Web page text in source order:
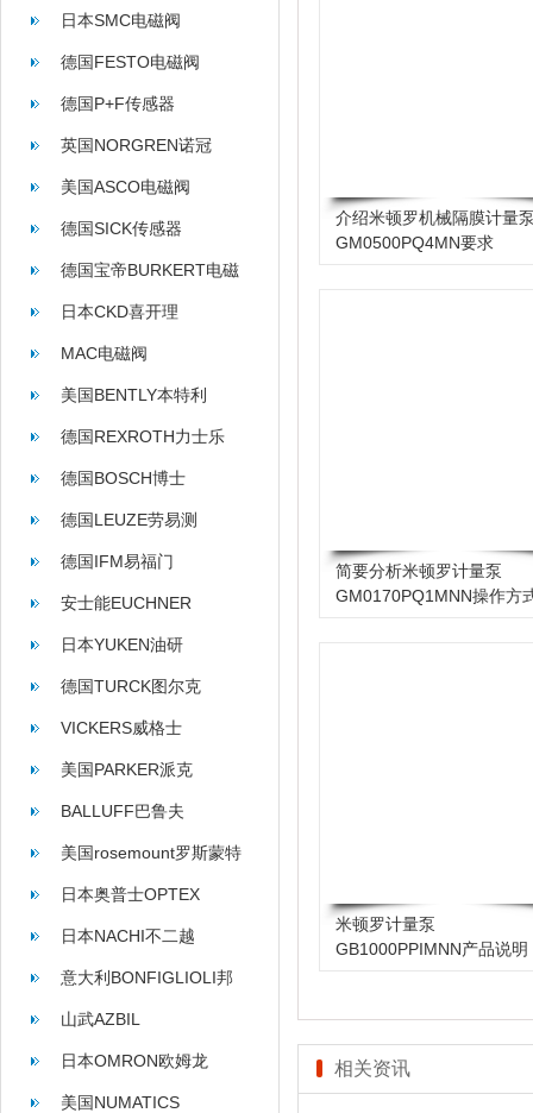
日本SMC电磁阀
德国FESTO电磁阀
德国P+F传感器
英国NORGREN诺冠
美国ASCO电磁阀
德国SICK传感器
德国宝帝BURKERT电磁
阀
日本CKD喜开理
MAC电磁阀
美国BENTLY本特利
德国REXROTH力士乐
德国BOSCH博士
德国LEUZE劳易测
德国IFM易福门
安士能EUCHNER
日本YUKEN油研
德国TURCK图尔克
VICKERS威格士
美国PARKER派克
BALLUFF巴鲁夫
美国rosemount罗斯蒙特
日本奥普士OPTEX
日本NACHI不二越
意大利BONFIGLIOLI邦
飞利
山武AZBIL
日本OMRON欧姆龙
美国NUMATICS
介绍米顿罗机械隔膜计量
GM0500PQ4MN要求
简要分析米顿罗计量泵
GM0170PQ1MNN操作方
米顿罗计量泵
GB1000PPIMNN产品说明
相关资讯